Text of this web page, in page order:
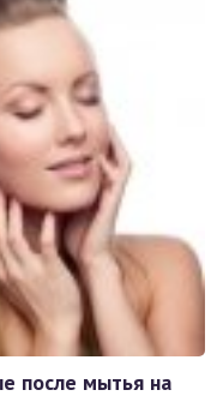
после мытья на